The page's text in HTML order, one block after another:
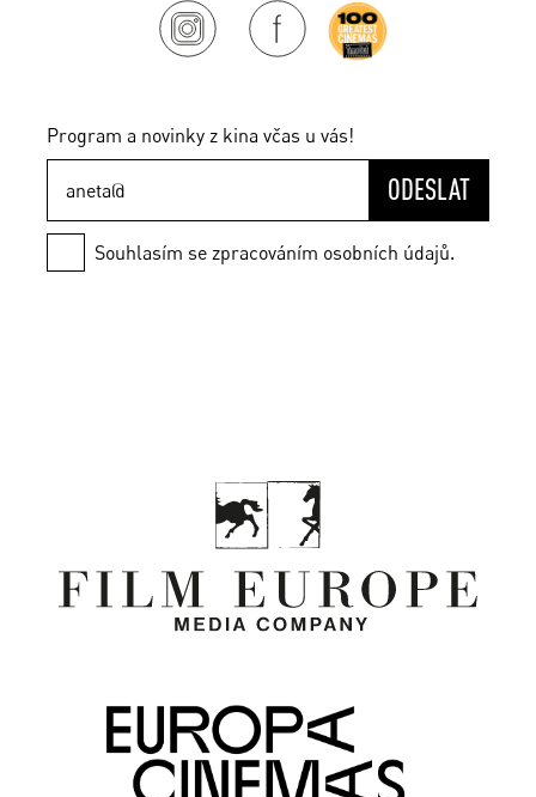
Program a novinky z kina včas u vás!
ODESLAT
Souhlasím se zpracováním osobních údajů.